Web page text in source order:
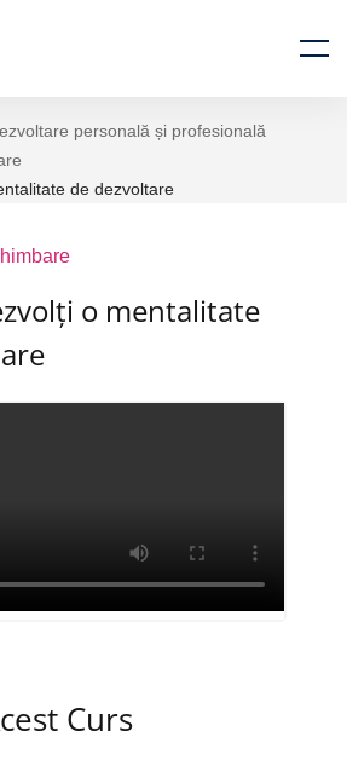
personală și profesională
de dezvoltare
o mentalitate
Curs